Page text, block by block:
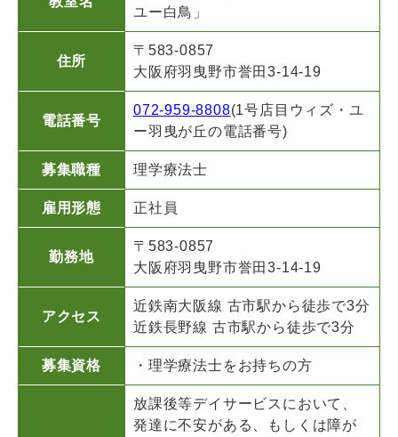
ユー白鳥」
住所
〒583-0857
大阪府羽曳野市誉田3-14-19
電話番号
072-959-8808(1号店目ウィズ・ユ
ー羽曳が丘の電話番号)
募集職種 理学療法士
雇用形態 正社員
勤務地
〒583-0857
大阪府羽曳野市誉田3-14-19
アクセス
近鉄南大阪線 古市駅から徒歩で3分
近鉄長野線 古市駅から徒歩で3分
募集資格 ・理学療法士をお持ちの方
放課後等デイサービスにおいて、
発達に不安がある、もしくは障が